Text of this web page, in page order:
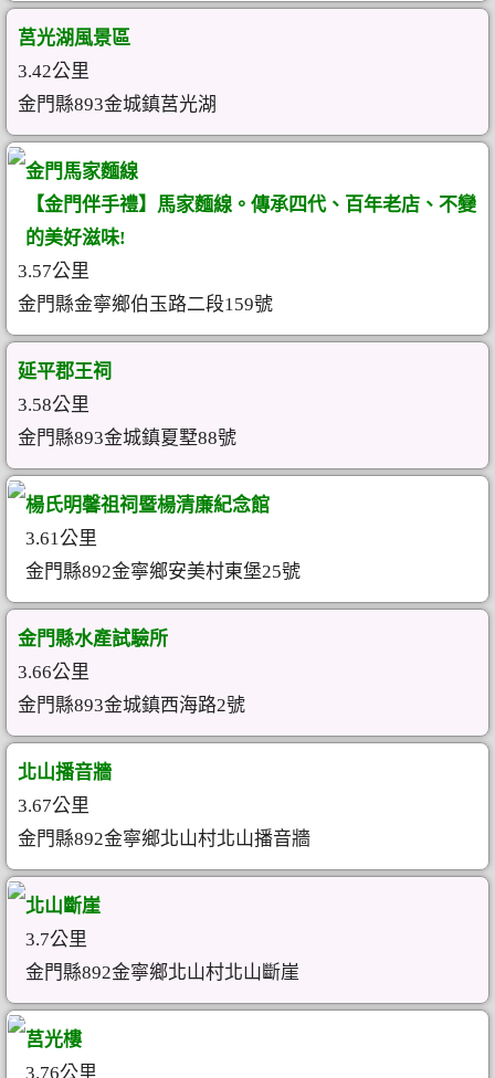
莒光湖風景區
3.42公里
金門縣893金城鎮莒光湖
金門馬家麵線
【金門伴手禮】馬家麵線。傳承四代、百年老店、不變
的美好滋味!
3.57公里
金門縣金寧鄉伯玉路二段159號
延平郡王祠
3.58公里
金門縣893金城鎮夏墅88號
楊氏明馨祖祠暨楊清廉紀念館
3.61公里
金門縣892金寧鄉安美村東堡25號
金門縣水產試驗所
3.66公里
金門縣893金城鎮西海路2號
北山播音牆
3.67公里
金門縣892金寧鄉北山村北山播音牆
北山斷崖
3.7公里
金門縣892金寧鄉北山村北山斷崖
莒光樓
3.76公里